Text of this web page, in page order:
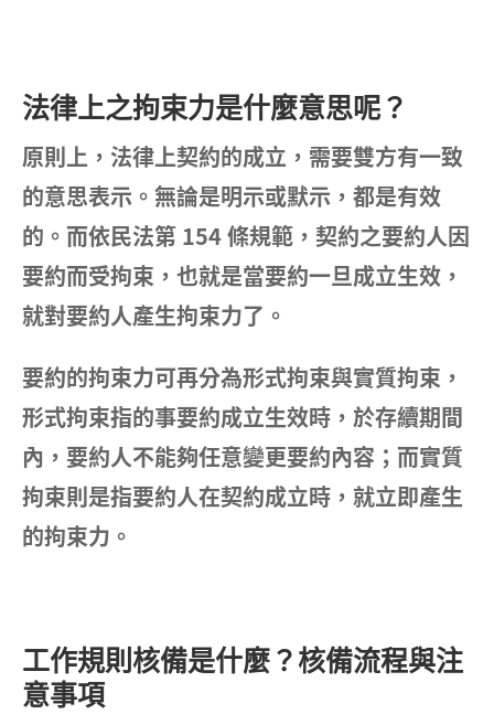
法律上之拘束力是什麼意思呢？
原則上，法律上契約的成立，需要雙方有一致
的意思表示。無論是明示或默示，都是有效
的。而依民法第 154 條規範，契約之要約人因
要約而受拘束，也就是當要約一旦成立生效，
就對要約人產生拘束力了。
要約的拘束力可再分為形式拘束與實質拘束，
形式拘束指的事要約成立生效時，於存續期間
內，要約人不能夠任意變更要約內容；而實質
拘束則是指要約人在契約成立時，就立即產生
的拘束力。
工作規則核備是什麼？核備流程與注
意事項